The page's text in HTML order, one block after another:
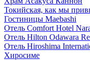
Токийская, как мы
Гостиницы Maebashi
Отель Comfort Hotel
Отель Hilton Odawara
Отель Hiroshima
Хиросиме